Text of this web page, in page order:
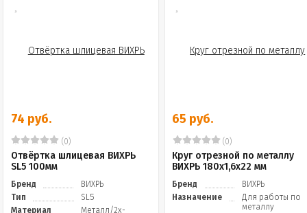
74 руб.
(0)
Отвёртка шлицевая ВИХРЬ
SL5 100мм
Бренд
ВИХРЬ
Тип
SL5
Материал
Металл/2х-
65 руб.
(0)
Круг отрезной по металлу
ВИХРЬ 180х1,6х22 мм
Бренд
ВИХРЬ
Назначение
Для работы по
металлу